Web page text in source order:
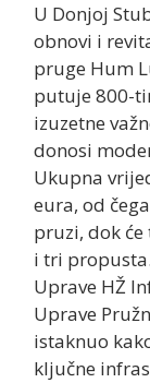
U Donjoj
obnovi i
pruge Hum
putuje 800-
izuzetne
donosi
Ukupna
eura, od
pruzi, dok
i tri
Uprave HŽ
Uprave
istaknuo
ključne